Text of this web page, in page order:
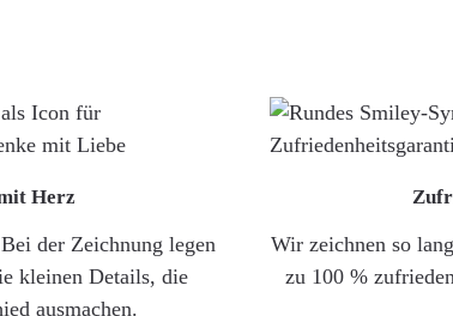
Herz
der Zeichnung legen
kleinen Details, die
ausmachen.
Wir zeichnen so
zu 100 %